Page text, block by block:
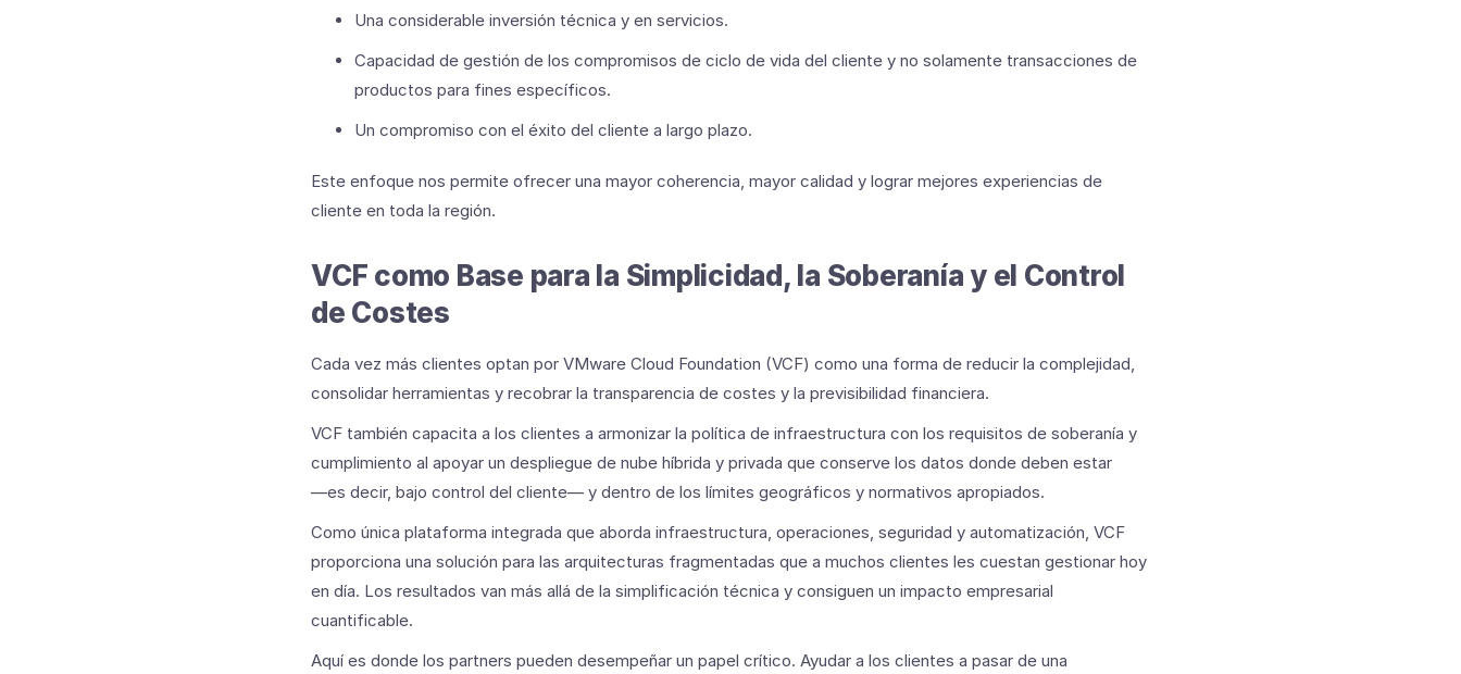
Una considerable inversión técnica y en servicios.
Capacidad de gestión de los compromisos de ciclo de vida del cliente y no solamente transacciones de
productos para fines específicos.
Un compromiso con el éxito del cliente a largo plazo.
Este enfoque nos permite ofrecer una mayor coherencia, mayor calidad y lograr mejores experiencias de
cliente en toda la región.
VCF como Base para la Simplicidad, la Soberanía y el Control
de Costes
Cada vez más clientes optan por VMware Cloud Foundation (VCF) como una forma de reducir la complejidad,
consolidar herramientas y recobrar la transparencia de costes y la previsibilidad financiera.
VCF también capacita a los clientes a armonizar la política de infraestructura con los requisitos de soberanía y
cumplimiento al apoyar un despliegue de nube híbrida y privada que conserve los datos donde deben estar
―es decir, bajo control del cliente― y dentro de los límites geográficos y normativos apropiados.
Como única plataforma integrada que aborda infraestructura, operaciones, seguridad y automatización, VCF
proporciona una solución para las arquitecturas fragmentadas que a muchos clientes les cuestan gestionar hoy
en día. Los resultados van más allá de la simplificación técnica y consiguen un impacto empresarial
cuantificable.
Aquí es donde los partners pueden desempeñar un papel crítico. Ayudar a los clientes a pasar de una